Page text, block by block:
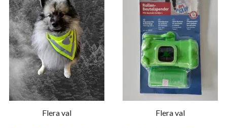
Flera val Flera val